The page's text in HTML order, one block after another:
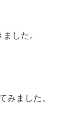
した。
みました。